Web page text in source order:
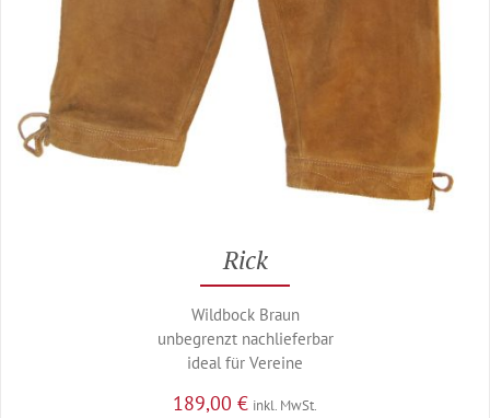
Rick
Wildbock Braun
unbegrenzt nachlieferbar
ideal für Vereine
189,00 € inkl. MwSt.